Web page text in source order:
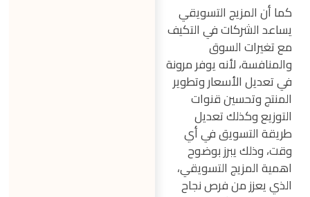
كما أن المزيج التسويقي
يساعد الشركات في التكيف
مع تغيرات السوق
والمنافسة، لأنه يوفر مرونة
في تعديل الأسعار وتطوير
المنتج وتحسين قنوات
التوزيع وكذلك تعديل
طريقة التسويق في أي
وقت، وذلك يبرز بوضوح
اهمية المزيج التسويقي،
الذي يعزز من فرص نجاح